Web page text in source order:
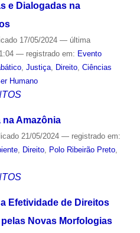
e Dialogadas na
17/05/2024 — última
— registrado em: Evento
, Justiça, Direito, Ciências
Humano
na Amazônia
21/05/2024 — registrado em:
, Direito, Polo Ribeirão Preto,
Efetividade de Direitos
Novas Morfologias